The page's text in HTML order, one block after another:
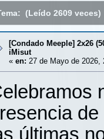
(Leído 2609 veces)
[Condado Meeple] 2x26
iMisut
« en: 27 de Mayo de 2026,
últimas